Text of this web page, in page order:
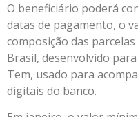
O beneficiário poderá
datas de pagamento, o
composição das
Brasil, desenvolvido
Tem, usado para
digitais do banco.